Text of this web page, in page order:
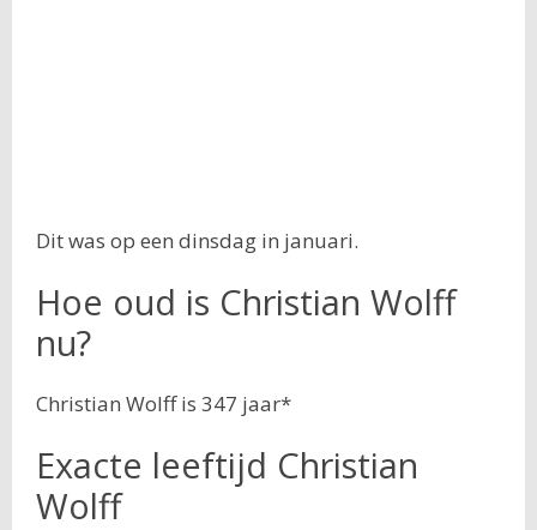
Dit was op een dinsdag in januari.
Hoe oud is Christian Wolff
nu?
Christian Wolff is 347 jaar*
Exacte leeftijd Christian
Wolff